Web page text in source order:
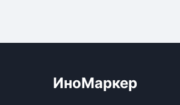
ИноМаркер